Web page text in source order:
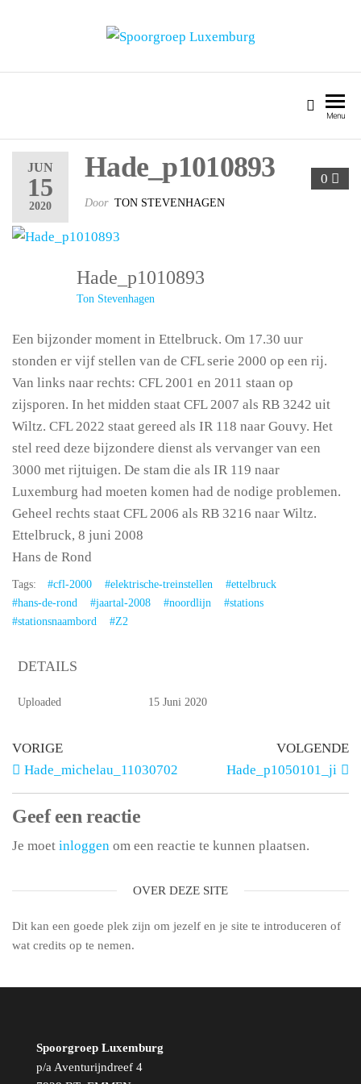
Menu
JUN
15
2020
0
Hade_p1010893
Door TON STEVENHAGEN
Hade_p1010893
Ton Stevenhagen
Een bijzonder moment in Ettelbruck. Om 17.30 uur
stonden er vijf stellen van de CFL serie 2000 op een rij.
Van links naar rechts: CFL 2001 en 2011 staan op
zijsporen. In het midden staat CFL 2007 als RB 3242 uit
Wiltz. CFL 2022 staat gereed als IR 118 naar Gouvy. Het
stel reed deze bijzondere dienst als vervanger van een
3000 met rijtuigen. De stam die als IR 119 naar
Luxemburg had moeten komen had de nodige problemen.
Geheel rechts staat CFL 2006 als RB 3216 naar Wiltz.
Ettelbruck, 8 juni 2008
Hans de Rond
Tags: #cfl-2000 #elektrische-treinstellen
#ettelbruck
#hans-de-rond
#jaartal-2008 #noordlijn
#stations
#stationsnaambord
#Z2
DETAILS
Uploaded 15 Juni 2020
VORIGE
Hade_michelau_11030702
VOLGENDE
Hade_p1050101_ji
Geef een reactie
Je moet inloggen om een reactie te kunnen plaatsen.
OVER DEZE SITE
Dit kan een goede plek zijn om jezelf en je site te introduceren of
wat credits op te nemen.
Spoorgroep Luxemburg
p/a Aventurijndreef 4